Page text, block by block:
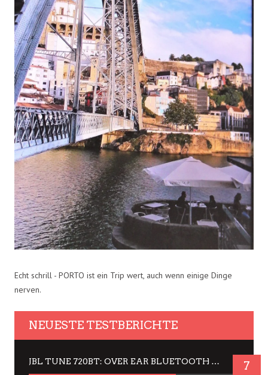
Echt schrill - PORTO ist ein Trip wert, auch wenn einige Dinge
nerven.
NEUESTE TESTBERICHTE
JBL TUNE 720BT: OVER EAR BLUETOOTH KOPFHÖRER UM DIE 50,-€ IM DAUER-TEST 7